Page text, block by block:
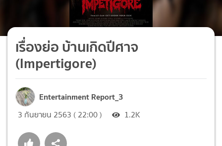
เรื่องย่อ บ้านเกิดปีศาจ
(Impertigore)
Entertainment Report_3
3 กันยายน 2563 ( 22:00 ) 1.2K